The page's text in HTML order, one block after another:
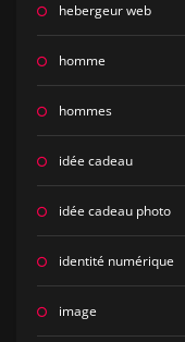
hebergeur web
homme
hommes
idée cadeau
idée cadeau photo
identité numérique
image